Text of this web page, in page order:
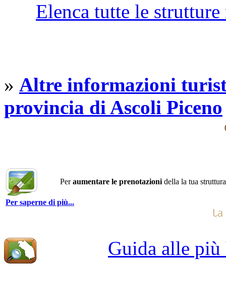
Elenca tutte le
» Altre informazioni
provincia di Ascoli Piceno
Peraumentare le prenotazioni della la tua
Per saperne di più...
Guida alle più